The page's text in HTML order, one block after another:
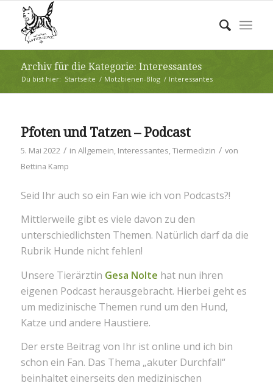
Archiv für die Kategorie: Interessantes
Du bist hier: Startseite / Motzbienen-Blog / Interessantes
Pfoten und Tatzen – Podcast
5. Mai 2022 / in Allgemein, Interessantes,Tiermedizin / von
Bettina Kamp
Seid Ihr auch so ein Fan wie ich von Podcasts?!
Mittlerweile gibt es viele davon zu den
unterschiedlichsten Themen. Natürlich darf da die
Rubrik Hunde nicht fehlen!
Unsere Tierärztin Gesa Nolte hat nun ihren
eigenen Podcast herausgebracht. Hierbei geht es
um medizinische Themen rund um den Hund,
Katze und andere Haustiere.
Der erste Beitrag von Ihr ist online und ich bin
schon ein Fan. Das Thema „akuter Durchfall“
beinhaltet einerseits den medizinischen